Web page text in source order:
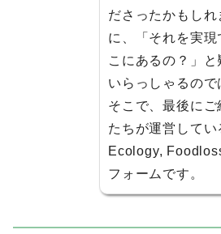
ださったかもし
に、「それを実
こにあるの？」
いらっしゃるので
そこで、最後に
たちが運営して
Ecology,
フォームです。